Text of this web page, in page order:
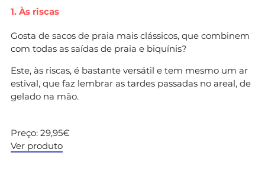
1. Às riscas
Gosta de sacos de praia mais clássicos, que combinem
com todas as saídas de praia e biquínis?
Este, às riscas, é bastante versátil e tem mesmo um ar
estival, que faz lembrar as tardes passadas no areal, de
gelado na mão.
Preço: 29,95€
Ver produto